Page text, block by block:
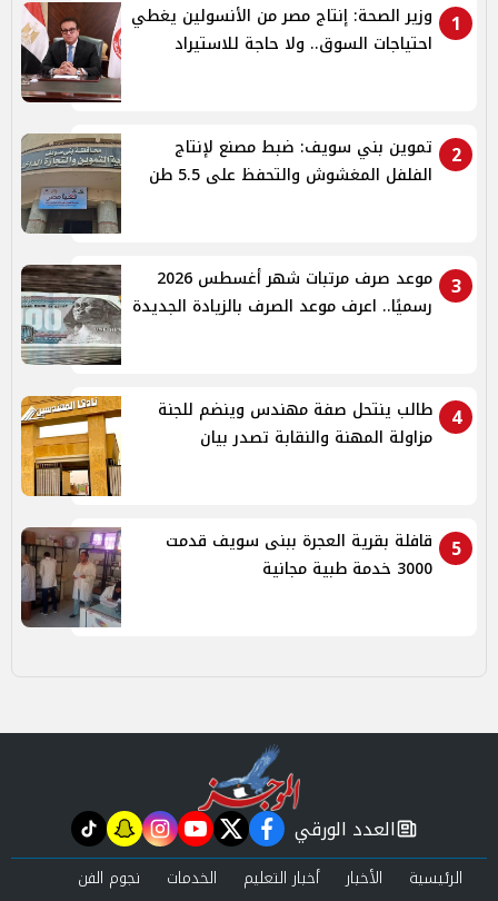
1
وزير الصحة: إنتاج مصر من الأنسولين يغطي
احتياجات السوق.. ولا حاجة للاستيراد
2
تموين بني سويف: ضبط مصنع لإنتاج
الفلفل المغشوش والتحفظ على 5.5 طن
3
موعد صرف مرتبات شهر أغسطس 2026
رسميًا.. اعرف موعد الصرف بالزيادة الجديدة
4
طالب ينتحل صفة مهندس وينضم للجنة
مزاولة المهنة والنقابة تصدر بيان
5
قافلة بقرية العجرة ببنى سويف قدمت
3000 خدمة طبية مجانية
newspaper
العدد الورقي facebook
twitter
youtube
instagram
snapchat
tiktok
الرئيسية الأخبار أخبار التعليم الخدمات نجوم الفن